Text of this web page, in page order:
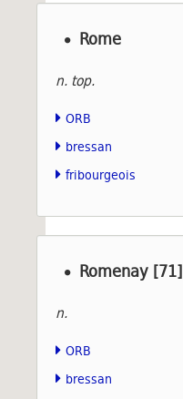
Rome
n. top.
ORB
bressan
fribourgeois
Romenay [71]
n.
ORB
bressan